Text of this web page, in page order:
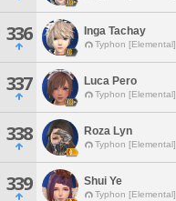
336 Inga Tachay
Typhon [Elemental]
337 Luca Pero
Typhon [Elemental]
338 Roza Lyn
Typhon [Elemental]
339 Shui Ye
Typhon [Elemental]